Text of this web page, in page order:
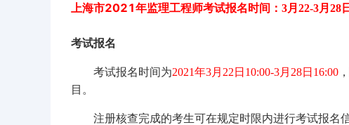
上海市2021年监理工程师考试报名时间： 3月22-3月 28日
考试报名
考试报名时间为2021年3月22日10:00-3月28日16:00
目。
注册核查完成的考生可在规定时限内进行考试报名信